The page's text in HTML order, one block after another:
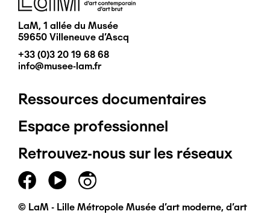
LaM, 1 allée du Musée
59650 Villeneuve d'Ascq
+33 (0)3 20 19 68 68
info@musee-lam.fr
Pied
de
page
principal
Ressources documentaires
Espace professionnel
Retrouvez-nous sur les réseaux
© LaM - Lille Métropole Musée d'art moderne, d'art